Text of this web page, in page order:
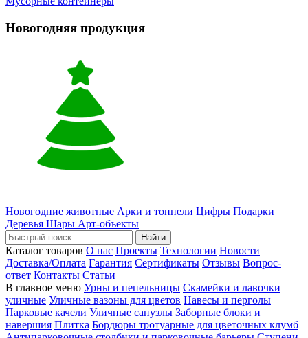
Новогодняя продукция
Новогодние животные Арки и тоннели Цифры Подарки
Деревья Шары Арт-объекты
Найти
Каталог товаров О нас Проекты Технологии Новости
Доставка/Оплата Гарантия Сертификаты Отзывы Вопрос-
ответ Контакты Статьи
В главное меню Урны и пепельницы Скамейки и лавочки
уличные Уличные вазоны для цветов Навесы и перголы
Парковые качели Уличные санузлы Заборные блоки и
навершия Плитка Бордюры тротуарные для цветочных клумб